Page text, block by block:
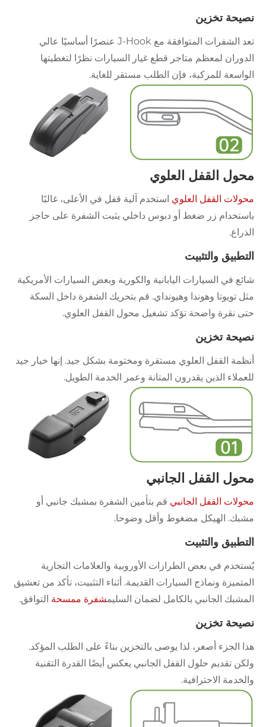
نصيحة تخزين
تعد الشفرات المتوافقة مع J-Hook عنصرًا أساسيًا عالي
الدوران لمعظم متاجر قطع غيار السيارات نظرًا لتغطيتها
الواسعة للمركبة، فإن الطلب مستقر للغاية.
محول القفل العلوي
محولات القفل العلوي استخدم آلية قفل في الأعلى، غالبًا
باستخدام زر ضغط أو دبوس داخلي يثبت الشفرة على حاجز
الذراع.
التطبيق والتثبيت
شائع في السيارات اليابانية والكورية وبعض السيارات الأمريكية
مثل تويوتا وهوندا وهيونداي. قم بتحريك الشفرة داخل السكة
حتى نقرة واضحة تؤكد تشغيل محول القفل العلوي.
نصيحة تخزين
أنظمة القفل العلوي مستقرة ومختومة بشكل جيد. إنها خيار جيد
للعملاء الذين يقدرون المتانة وعمر الخدمة الطويل.
محول القفل الجانبي
محولات القفل الجانبي قم بتأمين الشفرة بمشبك جانبي أو
مشبك. الهيكل مضغوط وأقل وضوحا.
التطبيق والتثبيت
يُستخدم في بعض الطرازات الأوروبية والعلامات التجارية
المتميزة ونماذج السيارات القديمة. أثناء التثبيت، تأكد من تعشيق
المشبك الجانبي بالكامل لضمان السليمشفرة ممسحة التوافق.
نصيحة تخزين
هذا الجزء أصغر، لذا يوصى بالتخزين بناءً على الطلب المؤكد.
ولكن تقديم حلول القفل الجانبي يعكس أيضًا القدرة التقنية
والخدمة الاحترافية.